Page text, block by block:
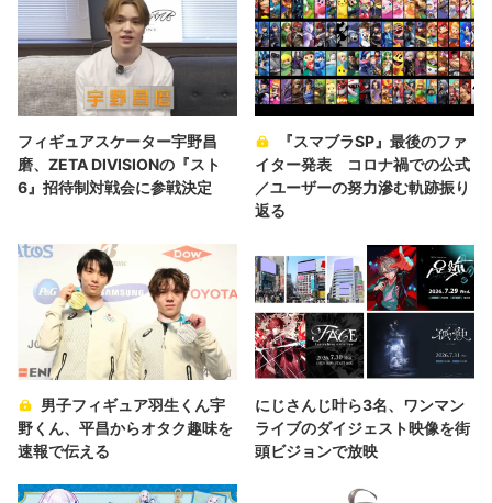
フィギュアスケーター宇野昌
磨、ZETA DIVISIONの『スト
6』招待制対戦会に参戦決定
『スマブラSP』最後のファ
イター発表 コロナ禍での公式
／ユーザーの努力滲む軌跡振り
返る
男子フィギュア羽生くん宇
野くん、平昌からオタク趣味を
速報で伝える
にじさんじ叶ら3名、ワンマン
ライブのダイジェスト映像を街
頭ビジョンで放映